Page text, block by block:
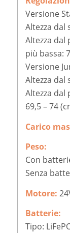
Versione
Altezza dal
Altezza dal
più bassa:
Versione
Altezza dal
Altezza dal
69,5 – 74
Carico
Peso:
Con
Senza
Motore:
Batterie:
Tipo: